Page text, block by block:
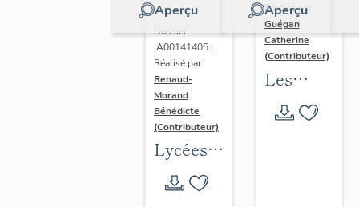
Aperçu
Dossier
IA00141405 |
Réalisé par
Renaud-
Morand
Bénédicte
(Contributeur)
Lycées
publics
en
Aperçu
Réalisé par
Guégan
Catherine
(Contributeur)
Les
collèges
jésuites